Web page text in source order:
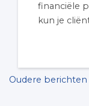
financiële
kun je
Berichten
Oudere berichten